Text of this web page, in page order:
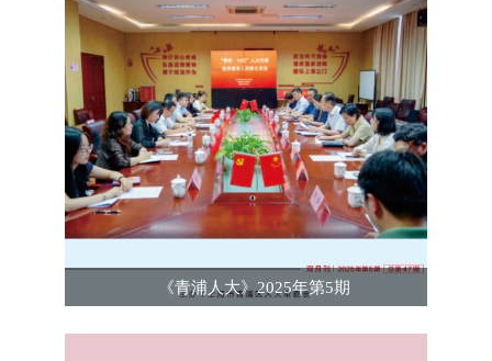
《青浦人大》2025年第5期